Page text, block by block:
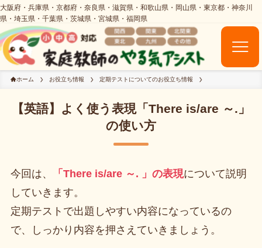
ホーム お役立ち情報 定期テストについてのお役立ち情報
【英語】よく使う表現「There is/are ～.」
の使い方
今回は、 「There is/are ～. 」の表現について説明
していきます。
定期テストで出題しやすい内容になっているの
で、しっかり内容を押さえていきましょう。